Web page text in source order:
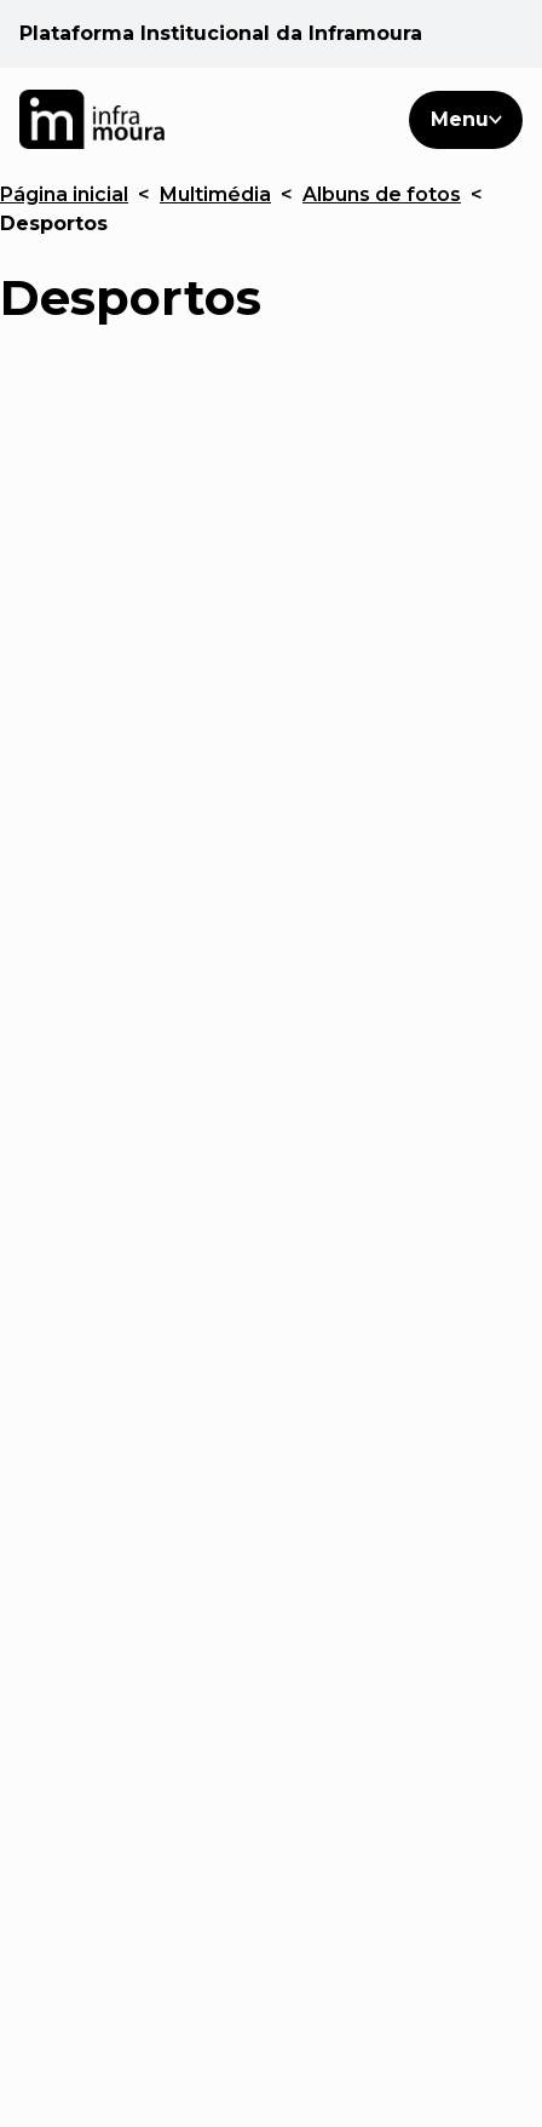
Plataforma Institucional da Inframoura
Menu
Pesquisar
Áreas de atuação
PT
Página inicial < Multimédia < Albuns de fotos <
Desportos
Desportos